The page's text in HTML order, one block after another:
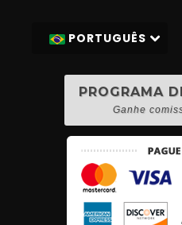
PORTUGUÊS
PROGRAMA
Ganhe